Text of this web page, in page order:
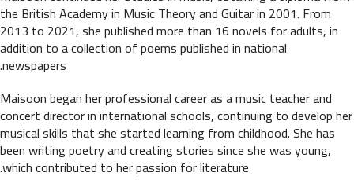
the British Academy in Music Theory and Guitar in 2001. From
2013 to 2021, she published more than 16 novels for adults, in
addition to a collection of poems published in national
newspapers.
Maisoon began her professional career as a music teacher and
concert director in international schools, continuing to develop her
musical skills that she started learning from childhood. She has
been writing poetry and creating stories since she was young,
which contributed to her passion for literature.